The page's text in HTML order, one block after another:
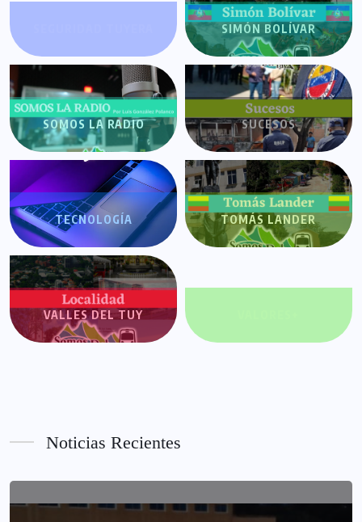
SIMÓN BOLÍVAR
SOMOS LA RADIO SUCESOS
TECNOLOGÍA TOMÁS LANDER
VALLES DEL TUY
Noticias Recientes